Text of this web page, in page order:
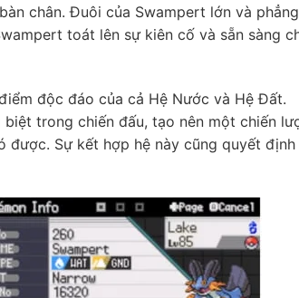
chân. Đuôi của Swampert lớn và
toát lên sự kiên cố và sẵn sàng
độc đáo của cả Hệ Nước và Hệ Đất.
trong chiến đấu, tạo nên một chiến
được. Sự kết hợp hệ này cũng quyết